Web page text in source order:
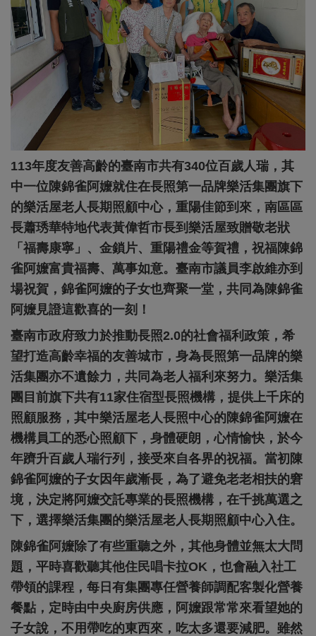
113年度友善高齡的臺南市共有340位百歲人瑞，其
中一位陳錦雀阿嬤就住在長照第一品牌樂活集團旗下
的樂活屋老人長期照顧中心，重陽佳節到來，南區區
長蕭琇華特地代表黃偉哲市長到樂活屋致贈敬老狀
「福壽康寧」、金鎖片、重陽禮金等賀禮，祝福陳錦
雀阿嬤富貴福壽、萬事如意。臺南市議員李啟維亦到
場祝賀，錦雀阿嬤的子女也齊聚一堂，共同為陳錦雀
阿嬤見證這歡喜的一刻！
臺南市政府致力於推動長照2.0的社會福利政策，希
望打造高齡幸福的友善城市，身為長照第一品牌的樂
活集團亦不遺餘力，共同為老人福利來努力。樂活集
團目前旗下共有11家住宿型長照機構，提供上千床的
照顧服務，其中樂活屋老人長照中心的陳錦雀阿嬤在
機構員工的悉心照顧下，身體硬朗，心情愉快，於今
年躋升百歲人瑞行列，接受來自各界的祝福。當初陳
錦雀阿嬤的子女因年歲漸長，為了避免老老相扶的窘
境，決定將阿嬤交託專業的長照機構，在千挑萬選之
下，選擇樂活集團的樂活屋老人長期照顧中心入住。
陳錦雀阿嬤除了有些重聽之外，其他身體並無太大問
題，平時喜歡聽其他住民唱卡拉OK，也會融入社工
帶領的課程，每日有集團專任營養師調配客製化營養
餐點，定時由中央廚房供應，阿嬤跟常常來看望她的
子女說，不用帶吃的東西來，吃太多還要減肥。雖然